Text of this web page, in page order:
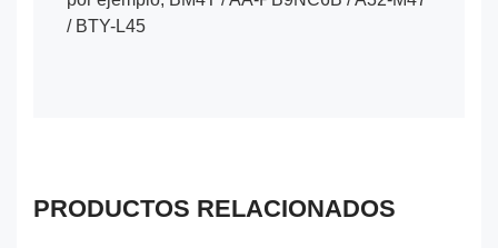
/ BTY-L45
PRODUCTOS RELACIONADOS